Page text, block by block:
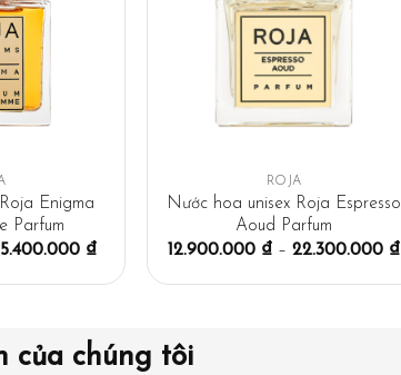
Enigma
Parfum
₫
ROJA
Nước hoa unisex Roja Espresso
Aoud Parfum
12.900.000 ₫ –22.300.000 ₫
của chúng tôi